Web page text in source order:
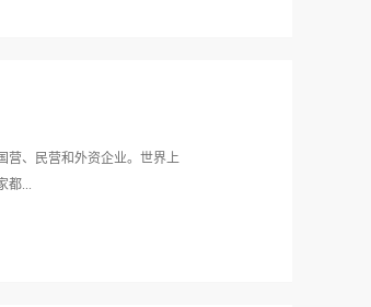
素，只有这样才能够满足设
供电。2.注意考虑运行的安
为了保证更加安全的使用效
备的负荷量乘以安全系数便
虑设备的发展情况，只有这
营、民营和外资企业。世界上
都...